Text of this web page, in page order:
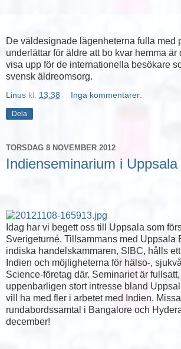
De väldesignade lägenheterna fulla med
underlättar för äldre att bo kvar hemma är
visa upp för de internationella besökare
svensk äldreomsorg.
Linus kl. 13:38 Inga kommentarer:
Dela
TORSDAG 8 NOVEMBER 2012
Indienseminarium i Uppsala
Idag har vi begett oss till Uppsala som
Sverigeturné. Tillsammans med Uppsala
indiska handelskammaren, SIBC, hålls
Indien och möjligheterna för hälso-,
Science-företag där. Seminariet är
uppenbarligen stort intresse bland
vill ha med fler i arbetet med Indien.
rundabordssamtal i Bangalore och
december!